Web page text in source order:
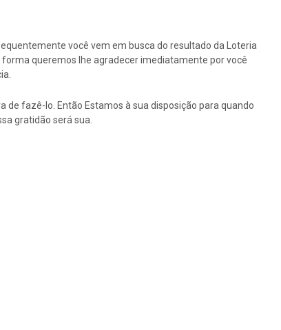
você vem em busca do resultado da Loteria
queremos lhe agradecer imediatamente por você
fazê-lo. Então Estamos à sua disposição para quando
gratidão será sua.